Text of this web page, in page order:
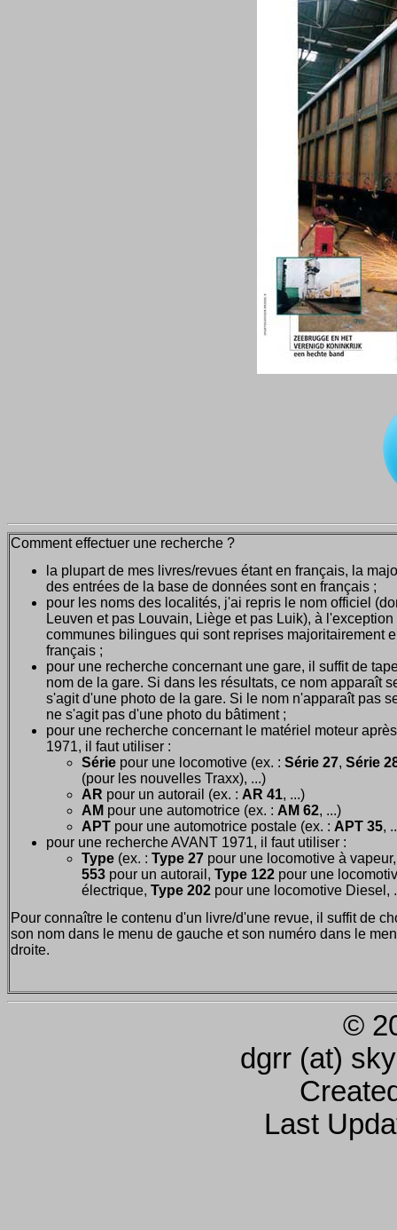
Comment effectuer une recherche ?
la plupart de mes livres/revues étant en français, la
des entrées de la base de données sont en français ;
pour les noms des localités, j'ai repris le nom officiel
Leuven et pas Louvain, Liège et pas Luik), à l'exception
communes bilingues qui sont reprises majoritairement
français ;
pour une recherche concernant une gare, il suffit de
nom de la gare. Si dans les résultats, ce nom apparaît
s'agit d'une photo de la gare. Si le nom n'apparaît pas
ne s'agit pas d'une photo du bâtiment ;
pour une recherche concernant le matériel moteur après
1971, il faut utiliser :
Série pour une locomotive (ex. : Série 27, Série
(pour les nouvelles Traxx), ...)
AR pour un autorail (ex. : AR 41, ...)
AM pour une automotrice (ex. : AM 62, ...)
APT pour une automotrice postale (ex. : APT 35,
pour une recherche AVANT 1971, il faut utiliser :
Type (ex. : Type 27 pour une locomotive à
553 pour un autorail, Type 122 pour une
électrique, Type 202 pour une locomotive Diesel,
Pour connaître le contenu d'un livre/d'une revue, il suffit de
son nom dans le menu de gauche et son numéro dans le
droite.
©
dgrr (at)
Last